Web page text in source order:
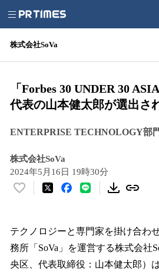
株式会社SoVa
「Forbes 30 UNDER 30
代表の山本健太郎が選出さ
ENTERPRISE TECHNOLOGY部
株式会社SoVa
2024年5月16日 19時30分
い
！
数
を
読
テクノロジーと専門家を掛け合わ
務所「SoVa」を運営する株式会社
央区、代表取締役：山本健太郎）